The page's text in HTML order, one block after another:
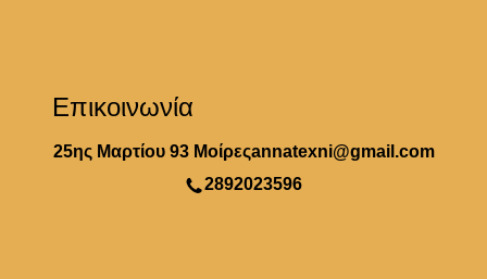
Επικοινωνία
25ης Μαρτίου 93 Μοίρεςannatexni@gmail.com
2892023596